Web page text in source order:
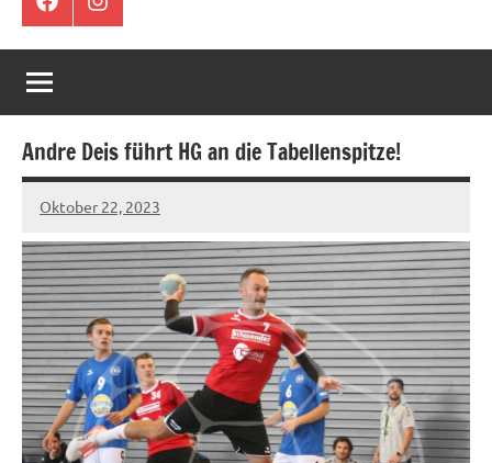
FacebookInstagram
Andre Deis führt HG an die Tabellenspitze!
Oktober 22, 2023
hgadmin